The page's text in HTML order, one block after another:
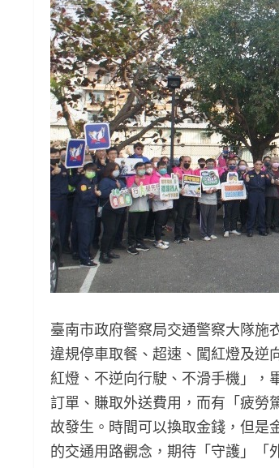
臺南市政府警察局交通警察大隊施
違規停車取餐、超速、闖紅燈及逆
紅燈、不逆向行駛、不滑手機」，
訂單、賺取外送費用，而有「疲勞
故發生。時間可以換取金錢，但是
的交通用路觀念，期待「守護」「